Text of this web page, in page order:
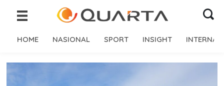
HOME NASIONAL SPORT INSIGHT